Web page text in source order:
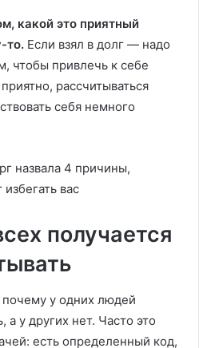
какой это приятный
то. Если взял в долг — надо
чтобы привлечь к себе
рассчитываться
себя немного
получается
у одних людей
а у других нет. Часто это
есть определенный код,